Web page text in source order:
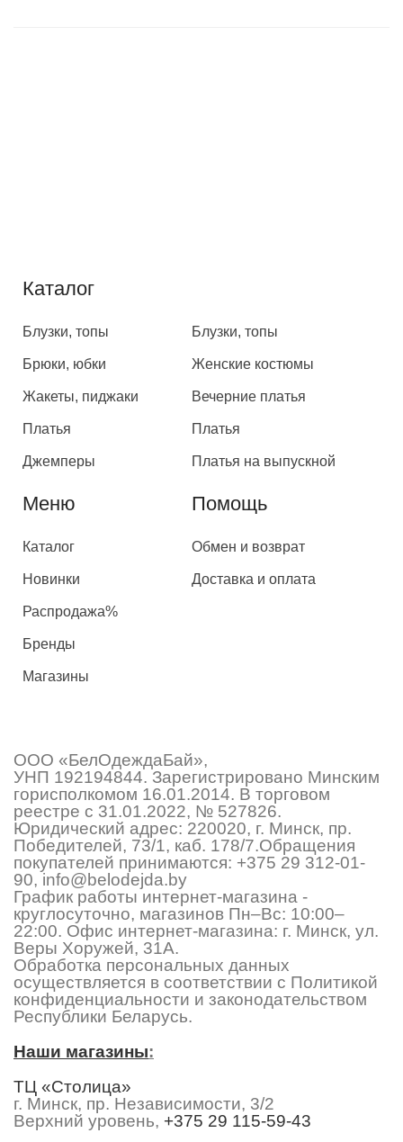
Каталог
Блузки, топы
Брюки, юбки
Жакеты, пиджаки
Платья
Джемперы
Блузки, топы
Женские костюмы
Вечерние платья
Платья
Платья на выпускной
Меню
Каталог
Новинки
Распродажа%
Бренды
Магазины
Помощь
Обмен и возврат
Доставка и оплата
ООО «БелОдеждаБай»,
УНП 192194844. Зарегистрировано Минским
горисполкомом 16.01.2014. В торговом
реестре с 31.01.2022, № 527826.
Юридический адрес: 220020, г. Минск, пр.
Победителей, 73/1, каб. 178/7.Обращения
покупателей принимаются: +375 29 312-01-
90, info@belodejda.by
График работы интернет-магазина -
круглосуточно, магазинов Пн–Вс: 10:00–
22:00. Офис интернет-магазина: г. Минск, ул.
Веры Хоружей, 31А.
Обработка персональных данных
осуществляется в соответствии с Политикой
конфиденциальности и законодательством
Республики Беларусь.
Наши магазины:
ТЦ «Столица»
г. Минск, пр. Независимости, 3/2
Верхний уровень, +375 29 115-59-43